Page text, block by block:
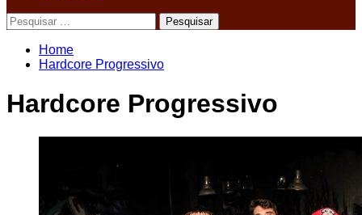
Pesquisar
por:
Home
Hardcore Progressivo
Hardcore Progressivo